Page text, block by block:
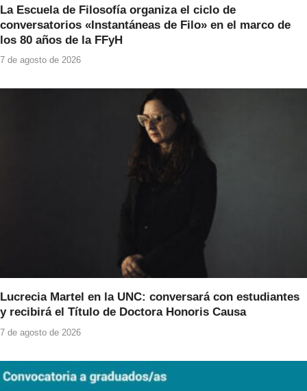
La Escuela de Filosofía organiza el ciclo de
conversatorios «Instantáneas de Filo» en el marco de
los 80 años de la FFyH
7 de agosto de 2026
Lucrecia Martel en la UNC: conversará con estudiantes
y recibirá el Título de Doctora Honoris Causa
7 de agosto de 2026